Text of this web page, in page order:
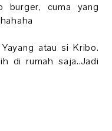
burger, cuma yang
atau si Kribo.
di rumah saja..Jadi